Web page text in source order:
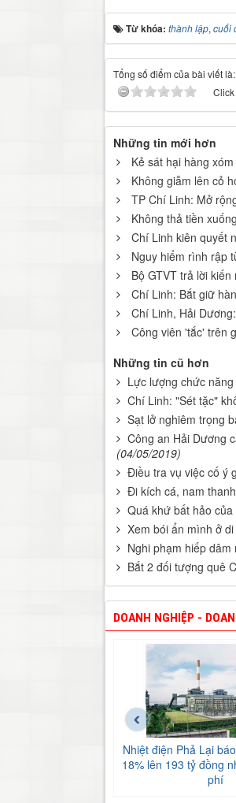
Từ khóa: thành lập, cuối
Tổng số điểm của bài viết
Những tin mới hơn
Kẻ sát hại hàng
Không giẫm lên cỏ
TP Chí Linh: Mở
Không thả tiền
Chí Linh kiên quyết
Nguy hiểm rình rập
Bộ GTVT trả lời
Chí Linh: Bắt giữ
Chí Linh, Hải
Công viên 'tắc' trên
Những tin cũ hơn
Lực lượng chức
Chí Linh: "Sét tặc"
Sạt lở nghiêm trọng
Công an Hải Dương
(04/05/2019)
Điều tra vụ việc cố ý
Đi kích cá, nam
Quá khứ bất hảo
Xem bói ẩn mình ở
Nghi phạm hiếp
Bắt 2 đối tượng quê
DOANH NGHIỆP -
Nhiệt điện Phả Lại
18% lên 193 tỷ đồng
phí
‹